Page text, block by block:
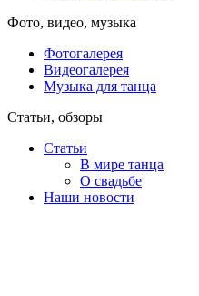
Фото, видео, музыка
Фотогалерея
Видеогалерея
Музыка для танца
Статьи, обзоры
Статьи
В мире танца
О свадьбе
Наши новости